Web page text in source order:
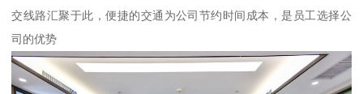
交线路汇聚于此，便捷的交通为公司节约时间成本，是员工选择公
司的优势